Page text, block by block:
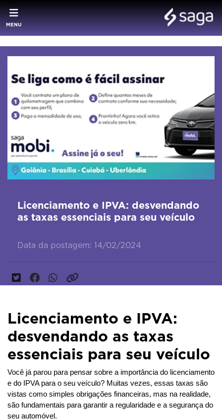
MENU
Licenciamento e IPVA: desvendando
as taxas essenciais para seu veículo
Data da postagem: 14/02/2024
Licenciamento e IPVA:
desvendando as taxas
essenciais para seu veículo
Você já parou para pensar sobre a importância do licenciamento
e do IPVA para o seu veículo? Muitas vezes, essas taxas são
vistas como simples obrigações financeiras, mas na realidade,
são fundamentais para garantir a regularidade e a segurança do
seu automóvel.